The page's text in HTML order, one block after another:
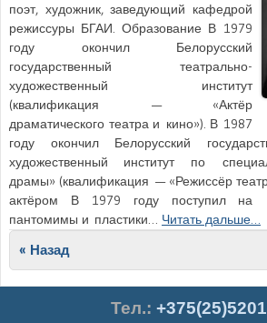
поэт, художник, заведующий кафедрой
режиссуры БГАИ. Образование В 1979
году окончил Белорусский
государственный театрально-
художественный институт
(квалификация — «Актёр
драматического театра и кино»). В 1987
году окончил Белорусский
художественный институт по
драмы» (квалификация — «Режиссёр
актёром В 1979 году поступил на
пантомимы и пластики… Читать дальше…
Post navigation
« Назад
Тел.: